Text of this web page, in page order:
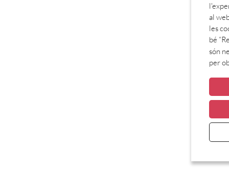
al
les
bé
són
per